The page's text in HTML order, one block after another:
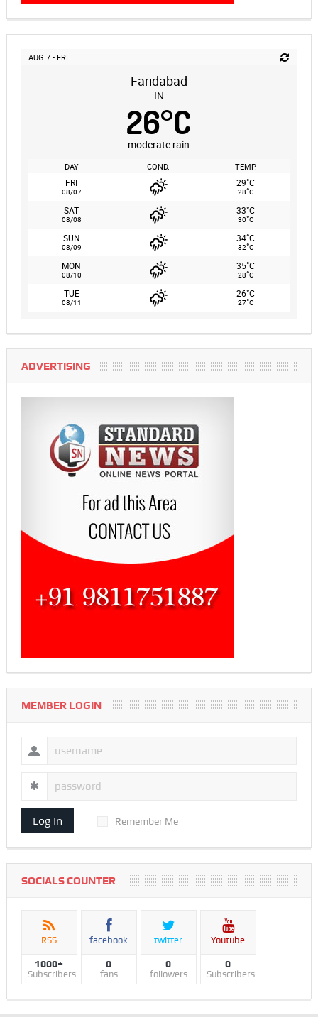
AUG 7 - FRI
Faridabad
IN
26°C
moderate rain
DAY COND. TEMP.
FRI
08/07
29°C
28°C
SAT
08/08
33°C
30°C
SUN
08/09
34°C
32°C
MON
08/10
35°C
28°C
TUE
08/11
26°C
27°C
ADVERTISING
MEMBER LOGIN
Log In Remember Me
SOCIALS COUNTER
RSS
1000+
Subscribers
facebook
0
fans
twitter
0
followers
Youtube
0
Subscribers